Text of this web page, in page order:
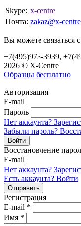
Skype: x-centre
Почта: zakaz@x-
Вы можете связаться
+7(495)973-3939,
2026 © X-Centre
Образцы бесплатно
Авторизация
E-mail
Пароль
Нет аккаунта?
Забыли пароль?
Восстановление
E-mail
Нет аккаунта?
Есть аккаунта? Войти
Регистрация
E-mail *
Имя *